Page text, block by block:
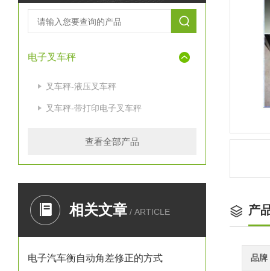
电子叉车秤
叉车秤-液压叉车秤
叉车秤-带打印电子叉车秤
查看全部产品
相关文章 / ARTICLE
电子汽车衡自动角差修正的方式
产
品牌